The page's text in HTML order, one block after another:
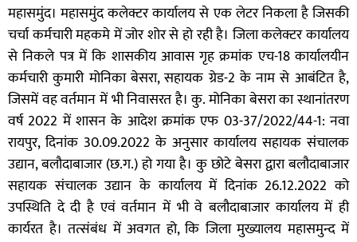
महासमुंद। महासमुंद कलेक्टर कार्यालय से एक लेटर निकला है जिसकी
चर्चा कर्मचारी महकमे में जोर शोर से हो रही है। जिला कलेक्टर कार्यालय
से निकले पत्र में कि शासकीय आवास गृह क्रमांक एच-18 कार्यालयीन
कर्मचारी कुमारी मोनिका बेसरा, सहायक ग्रेड-2 के नाम से आबंटित है,
जिसमें वह वर्तमान में भी निवासरत है। कु. मोनिका बेसरा का स्थानांतरण
वर्ष 2022 में शासन के आदेश क्रमांक एफ 03-37/2022/44-1: नवा
रायपुर, दिनांक 30.09.2022 के अनुसार कार्यालय सहायक संचालक
उद्यान, बलौदाबाजार (छ.ग.) हो गया है। कु छोटे बेसरा द्वारा बलौदाबाजार
सहायक संचालक उद्यान के कार्यालय में दिनांक 26.12.2022 को
उपस्थिति दे दी है एवं वर्तमान में भी वे बलौदाबाजार कार्यालय में ही
कार्यरत है। तत्संबंध में अवगत हो, कि जिला मुख्यालय महासमुन्द में